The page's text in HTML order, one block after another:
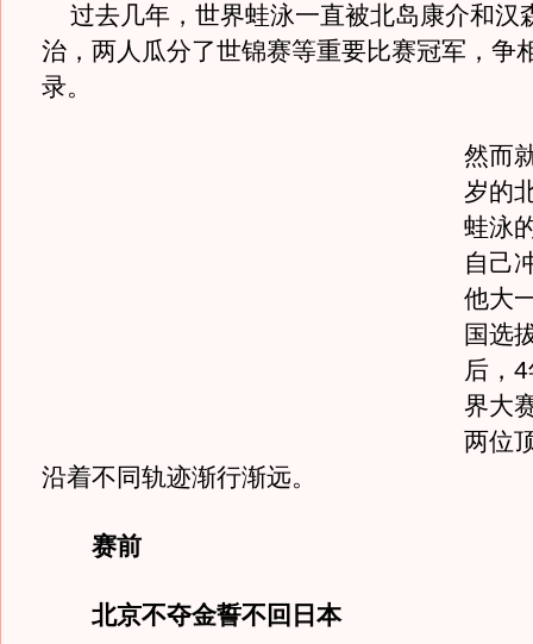
过去几年，世界蛙泳一直被北岛康介和汉
治，两人瓜分了世锦赛等重要比赛冠军，争
录。
然而
岁的
蛙泳
自己
他大
国选
后，
界大
两位
沿着不同轨迹渐行渐远。
赛前
北京不夺金誓不回日本